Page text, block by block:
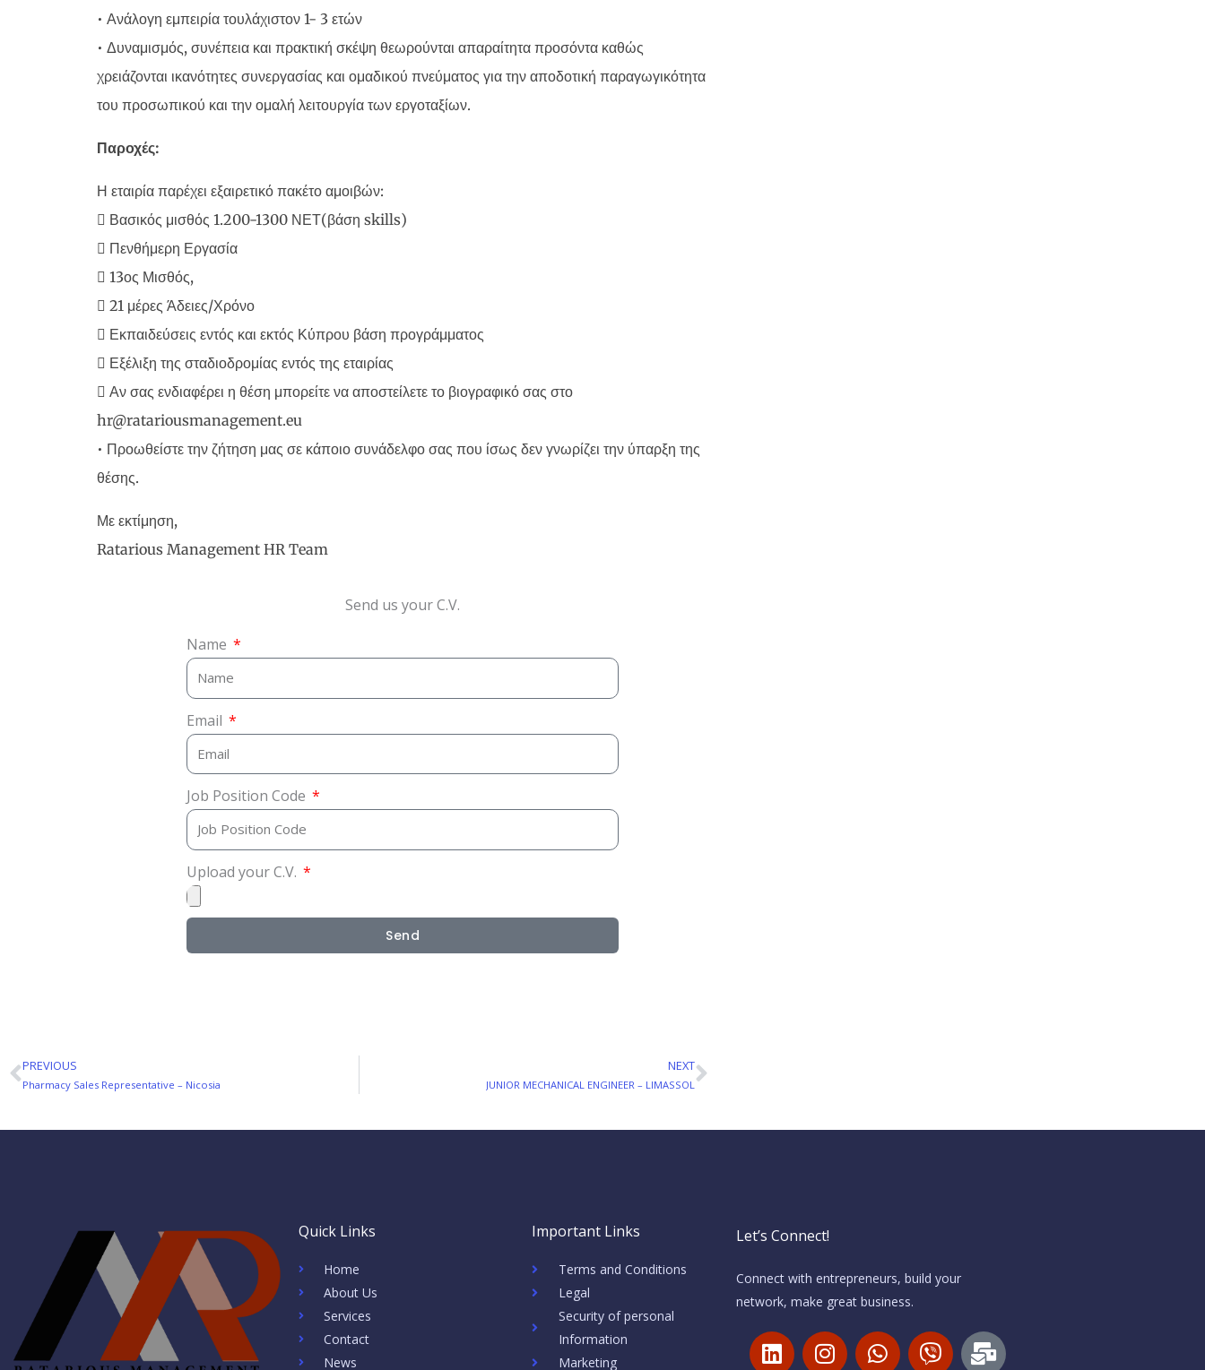
• Ανάλογη εμπειρία τουλάχιστον 1- 3 ετών
• Δυναμισμός, συνέπεια και πρακτική σκέψη θεωρούνται απαραίτητα προσόντα καθώς
χρειάζονται ικανότητες συνεργασίας και ομαδικού πνεύματος για την αποδοτική παραγωγικότητα
του προσωπικού και την ομαλή λειτουργία των εργοταξίων.
Παροχές:
Η εταιρία παρέχει εξαιρετικό πακέτο αμοιβών:
 Βασικός μισθός 1.200-1300 ΝΕΤ(βάση skills)
 Πενθήμερη Εργασία
 13ος Μισθός,
 21 μέρες Άδειες/Χρόνο
 Εκπαιδεύσεις εντός και εκτός Κύπρου βάση προγράμματος
 Εξέλιξη της σταδιοδρομίας εντός της εταιρίας
 Αν σας ενδιαφέρει η θέση μπορείτε να αποστείλετε το βιογραφικό σας στο
hr@ratariousmanagement.eu
• Προωθείστε την ζήτηση μας σε κάποιο συνάδελφο σας που ίσως δεν γνωρίζει την ύπαρξη της
θέσης.
Με εκτίμηση,
Ratarious Management HR Team
Send us your C.V.
Name
Email
Job Position Code
Upload your C.V.
Send
Prev
PREVIOUS
Pharmacy Sales Representative – Nicosia
NEXT
JUNIOR MECHANICAL ENGINEER – LIMASSOL Next
Quick Links
Home
About Us
Services
Contact
News
Important Links
Terms and Conditions
Legal
Security of personal
Information
Marketing
Let’s Connect!
Connect with entrepreneurs, build your
network, make great business.
L
i
I
n
W
h
V
i
M
a